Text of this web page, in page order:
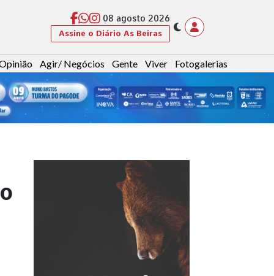
08 agosto 2026
Assine o Diário As Beiras
Agir/ Negócios Gente Viver Fotogalerias